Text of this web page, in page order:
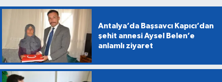
Antalya’da Başsavcı Kapıcı’dan
şehit annesi Aysel Belen’e
anlamlı ziyaret